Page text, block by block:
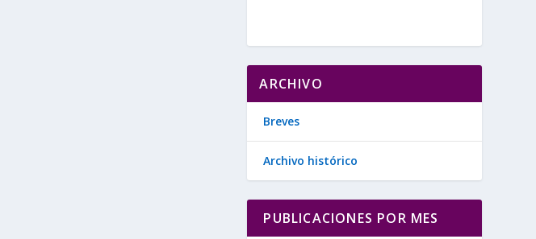
ARCHIVO
Breves
Archivo histórico
PUBLICACIONES POR MES